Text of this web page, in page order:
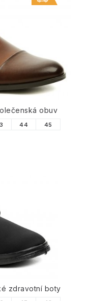
obuv
44 45
zdravotní boty